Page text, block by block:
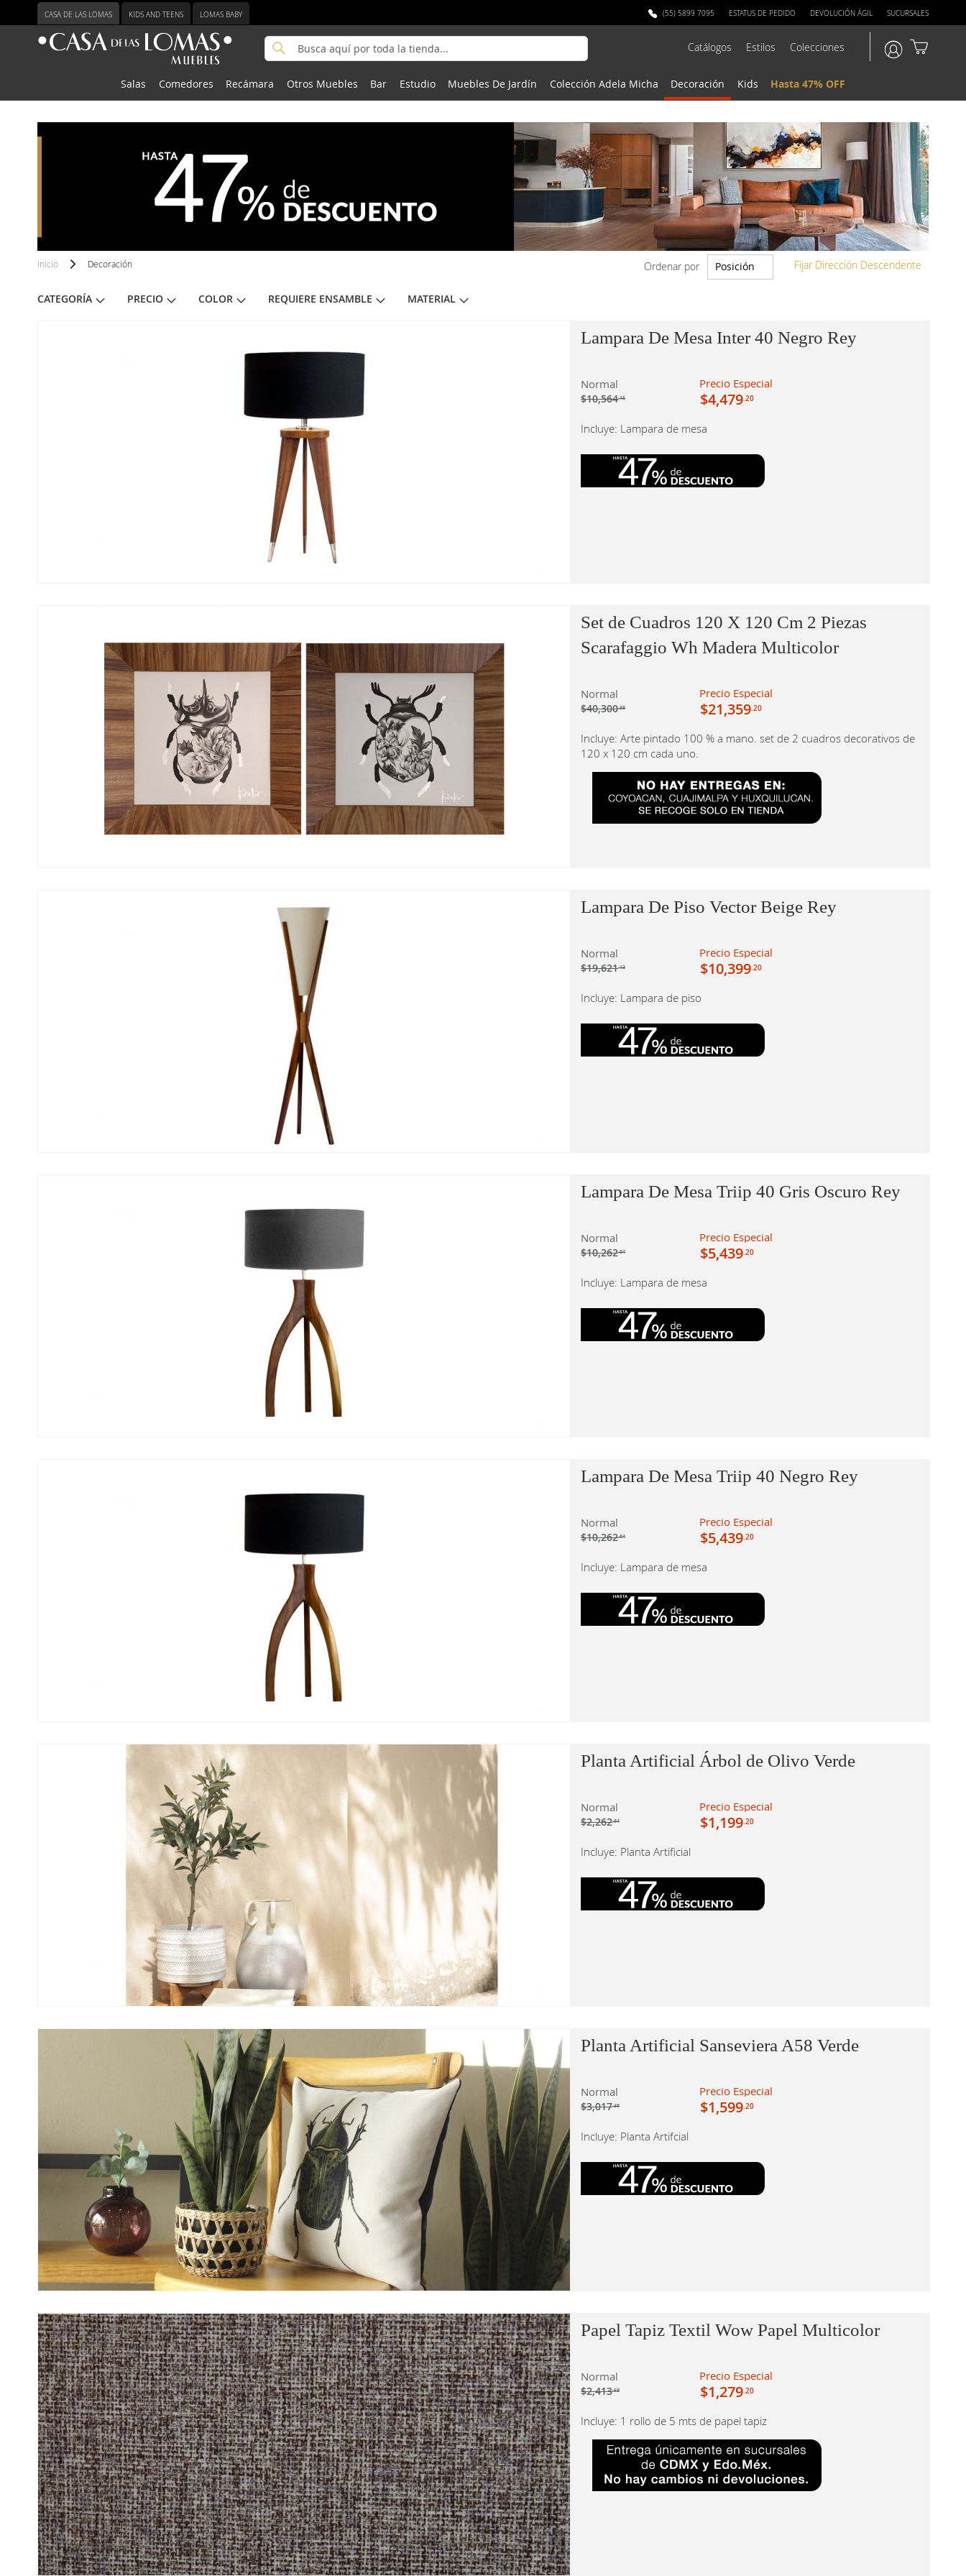
Ir
contenido
CASA DE LAS LOMAS KIDS AND TEENS LOMAS BABY (55) 5899 7095 ESTATUS DE PEDIDO DEVOLUCIÓN ÁGIL SUCURSALES
Buscar
Catálogos Estilos Colecciones
Salas Comedores Recámara Otros Muebles Bar Estudio Muebles De Jardín Colección Adela Micha Decoración Kids Hasta 47% OFF
Inicio Decoración
CATEGORÍA PRECIO COLOR REQUIERE ENSAMBLE MATERIAL
Ordenar por Fijar Dirección Descendente
Lampara De Mesa Inter 40 Negro Rey
Normal
$10,564.15
Precio Especial
$4,479 .20
Incluye: Lampara de mesa
Set de Cuadros 120 X 120 Cm 2 Piezas
Scarafaggio Wh Madera Multicolor
Normal
$40,300.38
Precio Especial
$21,359 .20
Incluye: Arte pintado 100 % a mano. set de 2 cuadros decorativos de
120 x 120 cm cada uno.
Lampara De Piso Vector Beige Rey
Normal
$19,621.13
Precio Especial
$10,399 .20
Incluye: Lampara de piso
Lampara De Mesa Triip 40 Gris Oscuro Rey
Normal
$10,262.64
Precio Especial
$5,439 .20
Incluye: Lampara de mesa
Lampara De Mesa Triip 40 Negro Rey
Normal
$10,262.64
Precio Especial
$5,439 .20
Incluye: Lampara de mesa
Planta Artificial Árbol de Olivo Verde
Normal
$2,262.64
Precio Especial
$1,199 .20
Incluye: Planta Artificial
Planta Artificial Sanseviera A58 Verde
Normal
$3,017.36
Precio Especial
$1,599 .20
Incluye: Planta Artifcial
Papel Tapiz Textil Wow Papel Multicolor
Normal
$2,413.58
Precio Especial
$1,279 .20
Incluye: 1 rollo de 5 mts de papel tapiz